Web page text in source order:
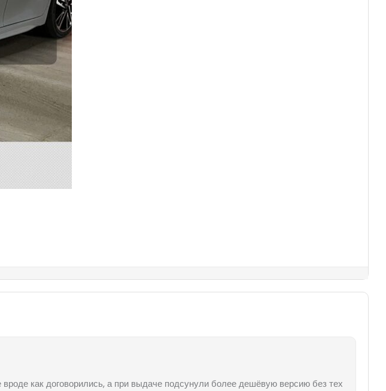
как договорились, а при выдаче подсунули более дешёвую версию без тех